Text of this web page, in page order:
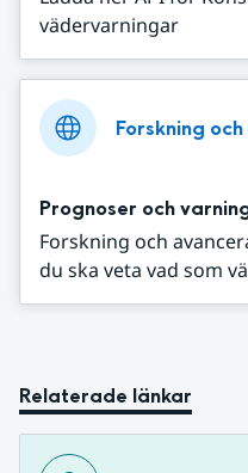
vädervarningar
Forskning
Prognoser och
Forskning och
du ska veta vad som
Relaterade länkar